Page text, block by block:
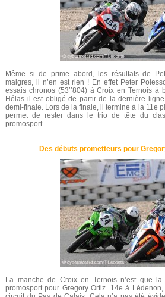
Même si de prime abord, les résultats de
maigres, il n’en est rien ! En effet Peter
essais chronos (53’’804) à Croix en Ternois à
Hélas il est obligé de partir de la dernière
demi-finale. Lors de la finale, il termine à la 11e
permet de rester dans le trio de tête du
promosport.
Des débuts prometteurs pour
La manche de Croix en Ternois n’est que
promosport pour Gregory Ortiz. 14e à